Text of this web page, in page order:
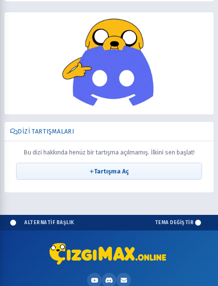
DIZI TARTIŞMALARI
Bu dizi hakkında henüz bir tartışma açılmamış. İlkini sen başlat!
Tartışma Aç
ALTERNATİF BAŞLIK TEMA DEĞİŞTİR